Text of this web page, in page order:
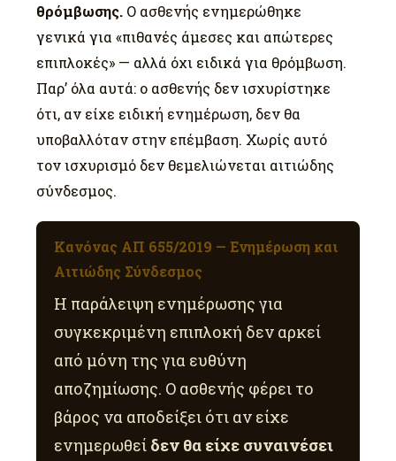
θρόμβωσης. Ο ασθενής ενημερώθηκε
γενικά για «πιθανές άμεσες και απώτερες
επιπλοκές» — αλλά όχι ειδικά για θρόμβωση.
Παρ’ όλα αυτά: ο ασθενής δεν ισχυρίστηκε
ότι, αν είχε ειδική ενημέρωση, δεν θα
υποβαλλόταν στην επέμβαση. Χωρίς αυτό
τον ισχυρισμό δεν θεμελιώνεται αιτιώδης
σύνδεσμος.
Κανόνας ΑΠ 655/2019 — Ενημέρωση και
Αιτιώδης Σύνδεσμος
Η παράλειψη ενημέρωσης για
συγκεκριμένη επιπλοκή δεν αρκεί
από μόνη της για ευθύνη
αποζημίωσης. Ο ασθενής φέρει το
βάρος να αποδείξει ότι αν είχε
ενημερωθεί δεν θα είχε συναινέσει